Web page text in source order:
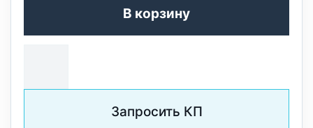
В корзину
Запросить КП